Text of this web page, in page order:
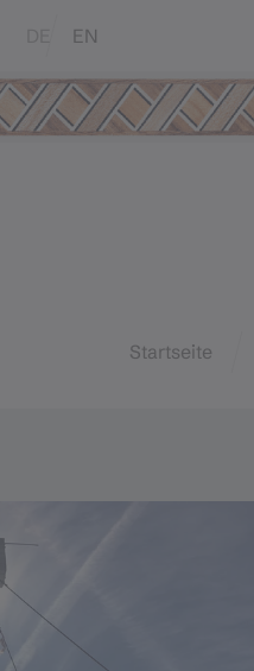
Translations of this page
EN
Startseite